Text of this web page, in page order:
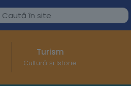
Turism
Cultură și Istorie